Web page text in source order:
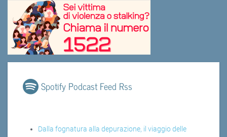
Spotify Podcast Feed Rss
Dalla fognatura alla depurazione, il viaggio delle